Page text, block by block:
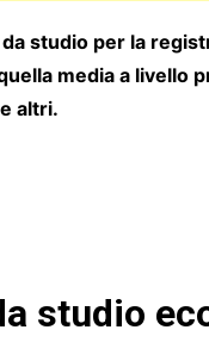
studio per la
media a livello
altri.
studio